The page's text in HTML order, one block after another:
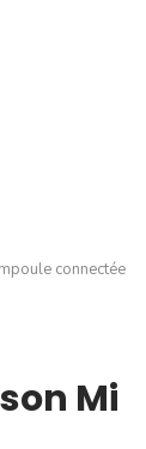
connectée
Mi